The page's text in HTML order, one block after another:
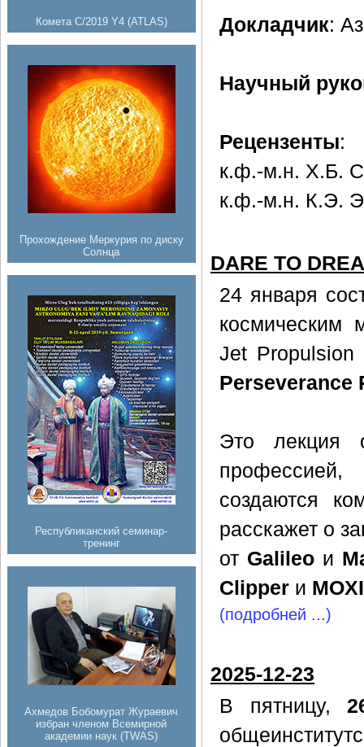
Комета C/2019 Y4 (ATLAS)
Прохождение Меркурия по диску
Солнца
Республиканский семинар-
тренинг
Ахмедов Бобомурат Жураевич
избран членом Всемирной
академии наук (TWAS)
Докладчик:
Научный
Рецензенты:
к.ф.-м.н. Х.Б.
к.ф.-м.н. К.Э.
DARE TO
24 января
Jet
Perseverance
Это лекция
создаются
расскажет о
от Galileoи
Clipper и
(подробней ...)
2025-12-23
В пятницу,